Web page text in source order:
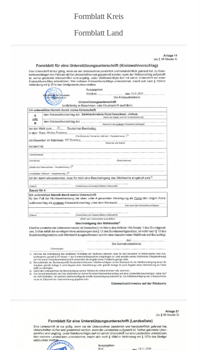
Formblatt Kreis
Formblatt Land